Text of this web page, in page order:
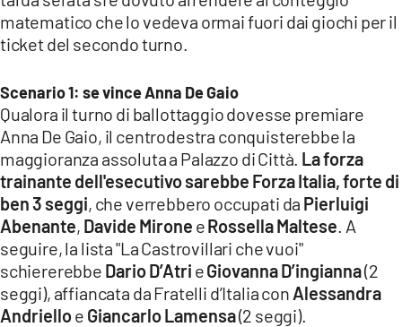
matematico che lo vedeva ormai fuori dai giochi per il
ticket del secondo turno.
Scenario 1: se vince Anna De Gaio
Qualora il turno di ballottaggio dovesse premiare
Anna De Gaio, il centrodestra conquisterebbe la
maggioranza assoluta a Palazzo di Città. La forza
trainante dell'esecutivo sarebbe Forza Italia, forte di
ben 3 seggi, che verrebbero occupati da Pierluigi
Abenante, Davide Mirone eRossella Maltese . A
seguire, la lista "La Castrovillari che vuoi"
schiererebbe Dario D’Atri eGiovanna D’ingianna(2
seggi), affiancata da Fratelli d’Italia con Alessandra
Andrielloe Giancarlo Lamensa(2 seggi).